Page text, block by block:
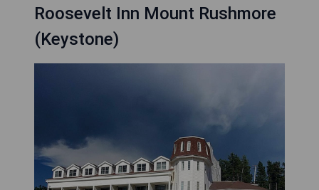
Roosevelt Inn Mount Rushmore
(Keystone)